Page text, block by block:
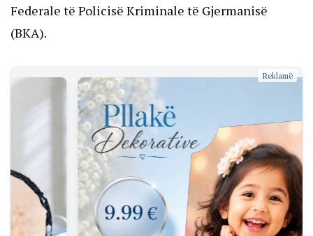
Federale të Policisë Kriminale të Gjermanisë
(BKA).
Reklamë